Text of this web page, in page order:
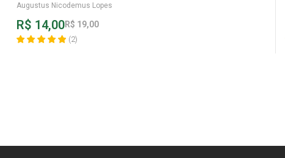
Augustus Nicodemus Lopes
R$ 19,00
R$ 14,00
(2)